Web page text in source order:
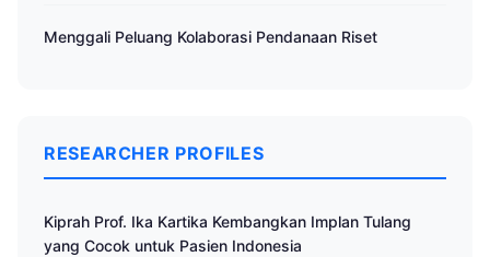
Menggali Peluang Kolaborasi Pendanaan Riset
RESEARCHER PROFILES
Kiprah Prof. Ika Kartika Kembangkan Implan Tulang
yang Cocok untuk Pasien Indonesia